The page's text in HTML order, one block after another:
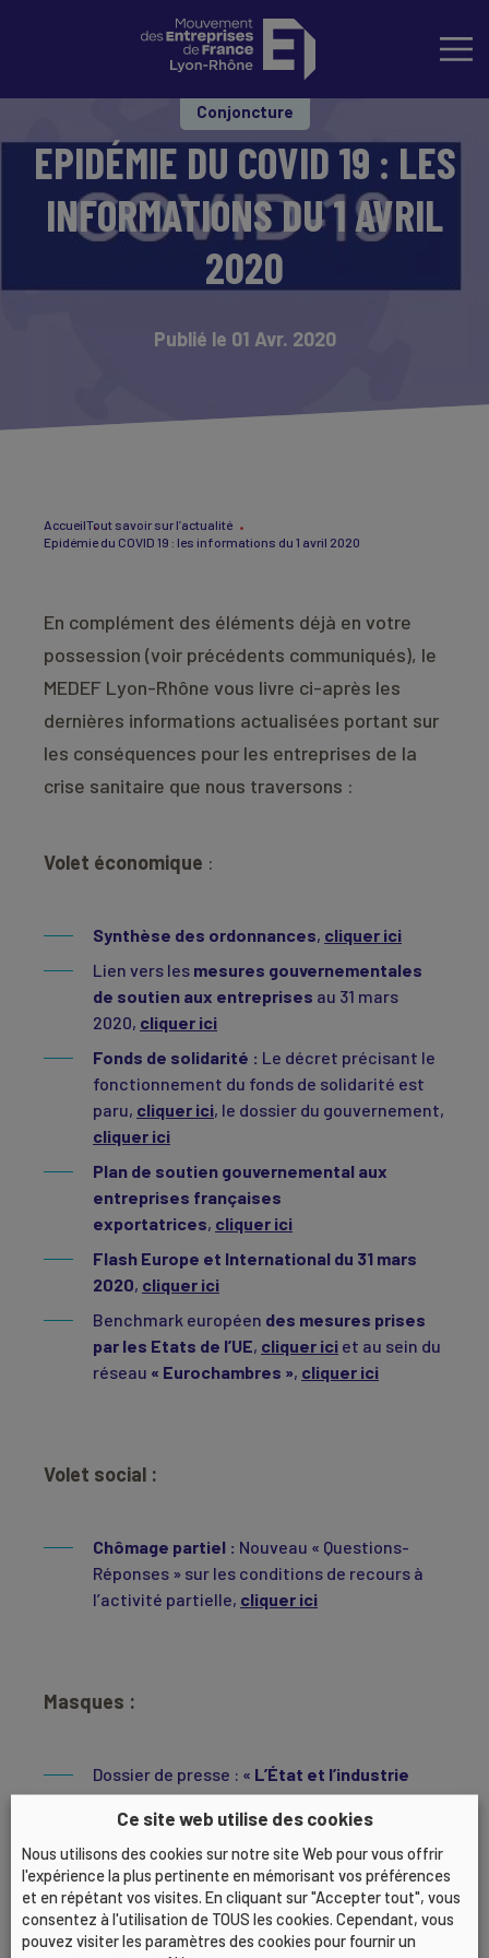
Conjoncture
EPIDÉMIE DU COVID 19 : LES
INFORMATIONS DU 1 AVRIL
2020
Publié le 01 Avr. 2020
AccueilTout savoir sur l’actualité
Epidémie du COVID 19 : les informations du 1 avril 2020
En complément des éléments déjà en votre
possession (voir précédents communiqués), le
MEDEF Lyon-Rhône vous livre ci-après les
dernières informations actualisées portant sur
les conséquences pour les entreprises de la
crise sanitaire que nous traversons :
Volet économique :
Synthèse des ordonnances, cliquer ici
Lien vers les mesures gouvernementales
de soutien aux entreprises au 31 mars
2020, cliquer ici
Fonds de solidarité : Le décret précisant le
fonctionnement du fonds de solidarité est
paru, cliquer ici, le dossier du gouvernement,
cliquer ici
Plan de soutien gouvernemental aux
entreprises françaises
exportatrices, cliquer ici
Flash Europe et International du 31 mars
2020, cliquer ici
Benchmark européen des mesures prises
par les Etats de l’UE, cliquer ici et au sein du
réseau « Eurochambres », cliquer ici
Volet social :
Chômage partiel : Nouveau « Questions-
Réponses » sur les conditions de recours à
l’activité partielle, cliquer ici
Masques :
Dossier de presse : « L’État et l’industrie
française mobilisés pour accroître la
production de masques de
protection »,cliquer ici
Masques réservés à desusages non
sanitaires,cliquer ici
AvisANSMdu 25 mars 2020, cliquer ici
Ce site web utilise des cookies
Nous utilisons des cookies sur notre site Web pour vous offrir
l'expérience la plus pertinente en mémorisant vos préférences
et en répétant vos visites. En cliquant sur "Accepter tout", vous
consentez à l'utilisation de TOUS les cookies. Cependant, vous
pouvez visiter les paramètres des cookies pour fournir un